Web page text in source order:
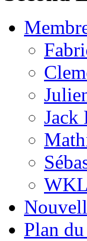
Jack
Plan